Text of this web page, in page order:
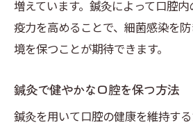
増えています。鍼灸によって口腔
疫力を高めることで、細菌感染を
境を保つことが期待できます。
鍼灸で健やかな口腔を保つ方法
鍼灸を用いて口腔の健康を維持す